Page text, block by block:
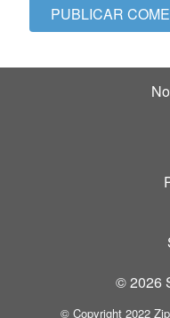
© 2026
© Copyright 2022